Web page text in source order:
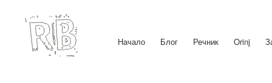
Main menu Начало Блог Речник Orinj